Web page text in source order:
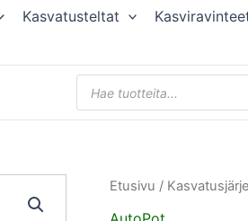
Kasvatusteltat
Products
search
Etusivu /
AutoPot
Moduuli